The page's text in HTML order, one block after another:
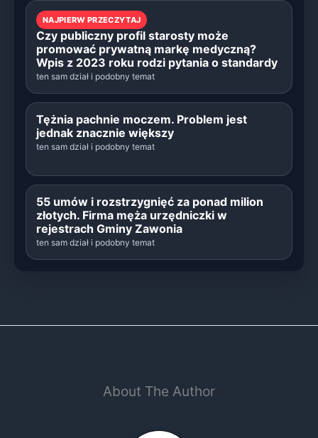
NAJPIERW PRZECZYTAJ
Czy publiczny profil starosty może
promować prywatną markę medyczną?
Wpis z 2023 roku rodzi pytania o standardy
ten sam dział i podobny temat
Tężnia pachnie moczem. Problem jest
jednak znacznie większy
ten sam dział i podobny temat
55 umów i rozstrzygnięć za ponad milion
złotych. Firma męża urzędniczki w
rejestrach Gminy Zawonia
ten sam dział i podobny temat
About The Author